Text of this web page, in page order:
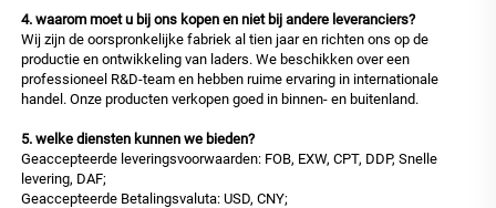
4. waarom moet u bij ons kopen en niet bij andere leveranciers?
Wij zijn de oorspronkelijke fabriek al tien jaar en richten ons op de
productie en ontwikkeling van laders. We beschikken over een
professioneel R&D-team en hebben ruime ervaring in internationale
handel. Onze producten verkopen goed in binnen- en buitenland.
5. welke diensten kunnen we bieden?
Geaccepteerde leveringsvoorwaarden: FOB, EXW, CPT, DDP, Snelle
levering, DAF;
Geaccepteerde Betalingsvaluta: USD, CNY;